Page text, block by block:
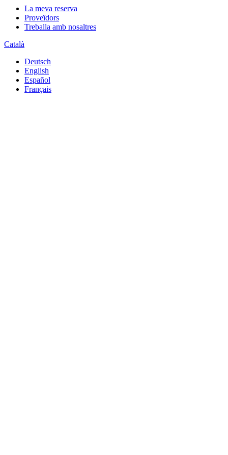
La meva reserva
Proveïdors
Treballa amb nosaltres
Català
Deutsch
English
Español
Français